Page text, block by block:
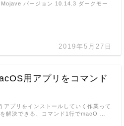
2019年5月27日
バージョン 10.14.3 ダークモー
用アプリをコマンド
アプリをインストールしていく作業って
解決できる、コマンド1行でmacO …